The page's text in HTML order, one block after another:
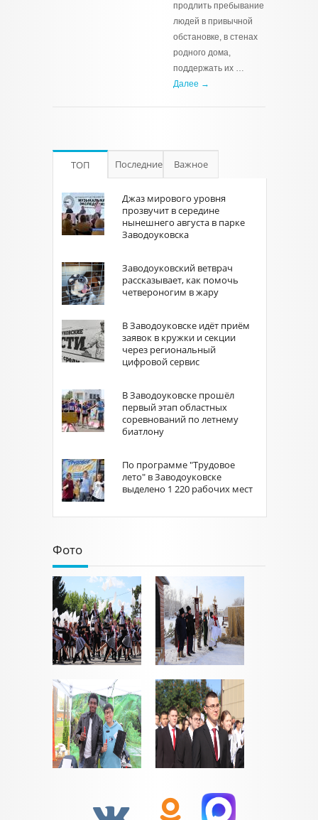
продлить пребывание
людей в привычной
обстановке, в стенах
родного дома,
поддержать их …
Далее →
ТОП Последние Важное
Джаз мирового уровня
прозвучит в середине
нынешнего августа в парке
Заводоуковска
Заводоуковский ветврач
рассказывает, как помочь
четвероногим в жару
В Заводоуковске идёт приём
заявок в кружки и секции
через региональный
цифровой сервис
В Заводоуковске прошёл
первый этап областных
соревнований по летнему
биатлону
По программе "Трудовое
лето" в Заводоуковске
выделено 1 220 рабочих мест
Фото